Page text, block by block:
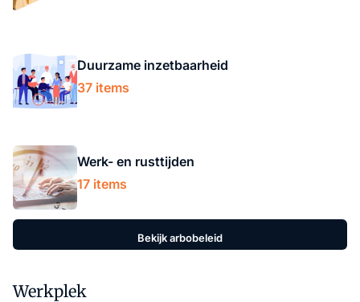
Duurzame inzetbaarheid
37 items
Werk- en rusttijden
17 items
Bekijk arbobeleid
Werkplek